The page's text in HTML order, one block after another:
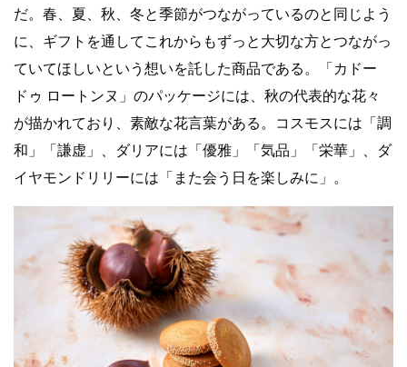
だ。春、夏、秋、冬と季節がつながっているのと同じよう
に、ギフトを通してこれからもずっと大切な方とつながっ
ていてほしいという想いを託した商品である。「カドー
ドゥ ロートンヌ」のパッケージには、秋の代表的な花々
が描かれており、素敵な花言葉がある。コスモスには「調
和」「謙虚」、ダリアには「優雅」「気品」「栄華」、ダ
イヤモンドリリーには「また会う日を楽しみに」。